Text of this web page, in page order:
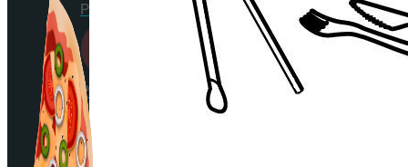
Portavasos
Posavasos